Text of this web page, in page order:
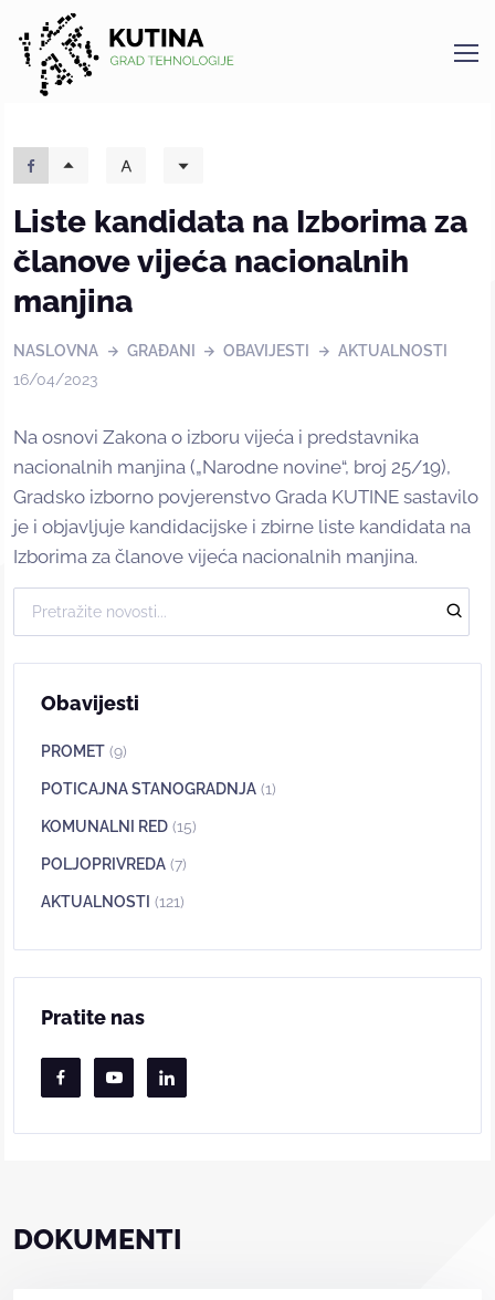
Kutina
Liste kandidata na Izborima za
članove vijeća nacionalnih
manjina
NASLOVNA GRAĐANI OBAVIJESTI
AKTUALNOSTI
16/04/2023
Na osnovi Zakona o izboru vijeća i predstavnika
nacionalnih manjina („Narodne novine“, broj 25/19),
Gradsko izborno povjerenstvo Grada KUTINE sastavilo
je i objavljuje kandidacijske i zbirne liste kandidata na
Izborima za članove vijeća nacionalnih manjina.
Obavijesti
PROMET (9)
POTICAJNA STANOGRADNJA (1)
KOMUNALNI RED (15)
POLJOPRIVREDA (7)
AKTUALNOSTI (121)
Pratite nas
DOKUMENTI